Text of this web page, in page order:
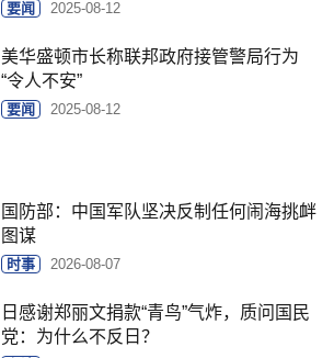
要闻 2025-08-12
美华盛顿市长称联邦政府接管警局行为
“令人不安”
要闻 2025-08-12
国防部：中国军队坚决反制任何闹海挑衅
图谋
时事 2026-08-07
日感谢郑丽文捐款“青鸟”气炸，质问国民
党：为什么不反日？